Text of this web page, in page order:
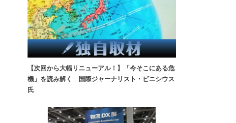
【次回から大幅リニューアル！】「今そこにある危
機」を読み解く 国際ジャーナリスト・ビニシウス
氏